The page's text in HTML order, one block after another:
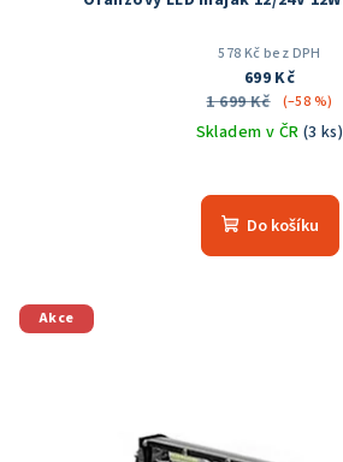
578 Kč bez DPH
699 Kč
1 699 Kč
(–58 %)
Skladem v ČR (3 ks)
Do košíku
Akce